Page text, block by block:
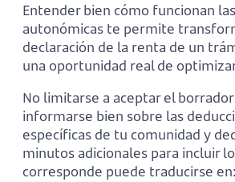
Entender bien cómo funcionan
autonómicas te permite
declaración de la renta de un
una oportunidad real de
No limitarse a aceptar el borrador
informarse bien sobre las
específicas de tu comunidad y
minutos adicionales para incluir
corresponde puede traducirse en: